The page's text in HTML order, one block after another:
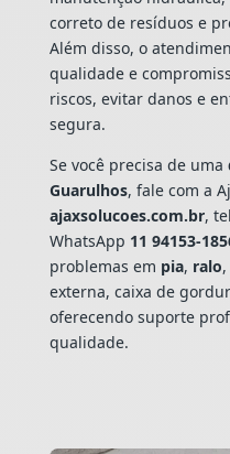
correto de resíduos e
Além disso, o
qualidade e
riscos, evitar danos e
segura.
Se você precisa de uma
Guarulhos, fale com a
ajaxsolucoes.com.br,
WhatsApp 11 94153-
problemas em pia, ralo
externa, caixa de
oferecendo suporte
qualidade.